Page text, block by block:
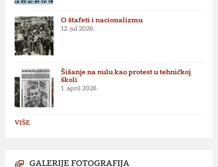
O štafeti i nacionalizmu
12. jul 2026.
Šišanje na nulu kao protest u tehničkoj
školi
1. april 2026.
VIŠE
GALERIJE FOTOGRAFIJA